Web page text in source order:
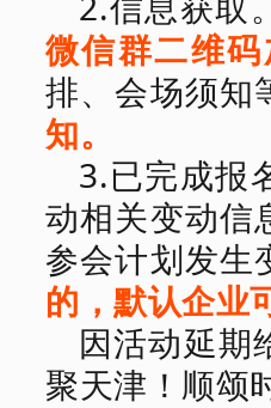
微信群二维
排、会场须知
知。
3.已完成报
动相关变动信
参会计划发生
的，默认企业
因活动延期
聚天津！顺颂